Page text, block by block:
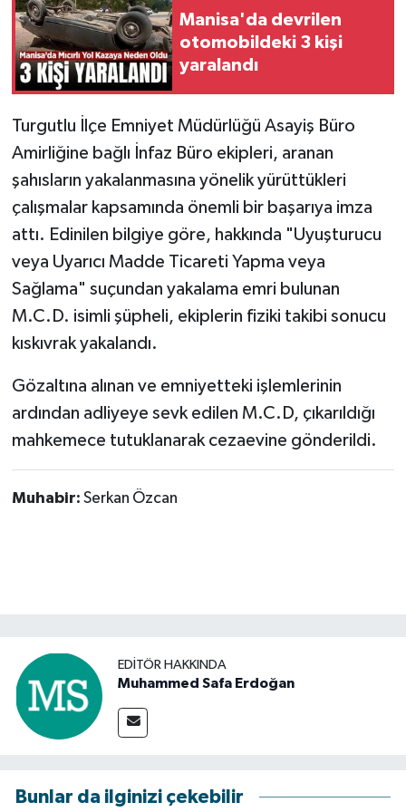
Manisa'da devrilen
otomobildeki 3 kişi
yaralandı
Turgutlu İlçe Emniyet Müdürlüğü Asayiş Büro
Amirliğine bağlı İnfaz Büro ekipleri, aranan
şahısların yakalanmasına yönelik yürüttükleri
çalışmalar kapsamında önemli bir başarıya imza
attı. Edinilen bilgiye göre, hakkında "Uyuşturucu
veya Uyarıcı Madde Ticareti Yapma veya
Sağlama" suçundan yakalama emri bulunan
M.C.D. isimli şüpheli, ekiplerin fiziki takibi sonucu
kıskıvrak yakalandı.
Gözaltına alınan ve emniyetteki işlemlerinin
ardından adliyeye sevk edilen M.C.D, çıkarıldığı
mahkemece tutuklanarak cezaevine gönderildi.
Muhabir: Serkan Özcan
EDITÖR HAKKINDA
Muhammed Safa Erdoğan
Bunlar da ilginizi çekebilir
Video